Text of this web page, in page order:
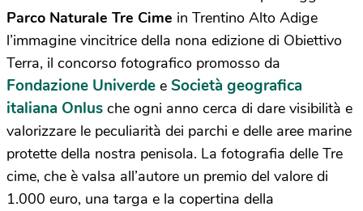
Parco Naturale Tre Cime in Trentino Alto Adige
l’immagine vincitrice della nona edizione di Obiettivo
Terra, il concorso fotografico promosso da
Fondazione Univerde e Società geografica
italiana Onlus che ogni anno cerca di dare visibilità e
valorizzare le peculiarità dei parchi e delle aree marine
protette della nostra penisola. La fotografia delle Tre
cime, che è valsa all’autore un premio del valore di
1.000 euro, una targa e la copertina della